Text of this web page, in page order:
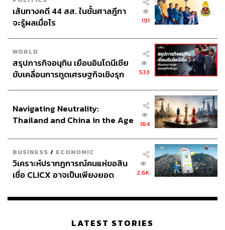
เส้นทางคดี 44 สส. ในชั้นศาลฎีกา
จะรู้ผลเมื่อไร
191
WORLD
สรุปภารกิจอนุทิน เยือนอินโดนีเซีย
ขับเคลื่อนการทูตเศรษฐกิจเชิงรุก
533
Navigating Neutrality:
Thailand and China in the Age
164
BUSINESS / ECONOMIC
วิเคราะห์ปรากฏการณ์คนแห่ขอสิน
เชื่อ CLICX อาจเป็นเพียงยอด
เรือนไทยที่ถูกซุกไว้
2.6K
LATEST STORIES